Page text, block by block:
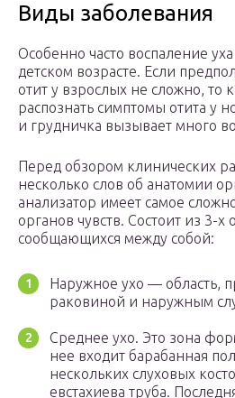
Виды заболевания
Особенно часто воспаление уха
детском возрасте. Если
отит у взрослых не сложно, то
распознать симптомы отита у
и грудничка вызывает много
Перед обзором клинических
несколько слов об анатомии
анализатор имеет самое
органов чувств. Состоит из 3-х
сообщающихся между собой:
Наружное ухо — область,
раковиной и наружным
Среднее ухо. Это зона
нее входит барабанная
нескольких слуховых
евстахиева труба.